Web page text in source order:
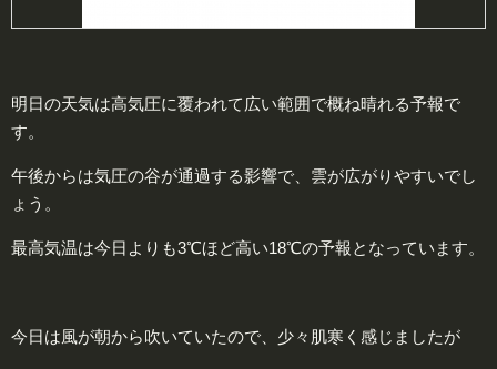
明日の天気は高気圧に覆われて広い範囲で概ね晴れる予報で
す。
午後からは気圧の谷が通過する影響で、雲が広がりやすいでし
ょう。
最高気温は今日よりも3℃ほど高い18℃の予報となっています。
今日は風が朝から吹いていたので、少々肌寒く感じましたが